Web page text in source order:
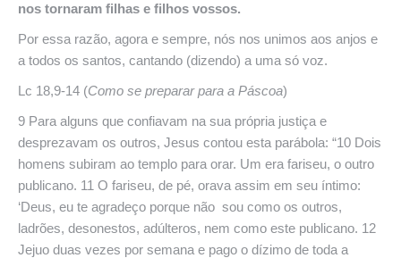
nos tornaram filhas e filhos vossos.
Por essa razão, agora e sempre, nós nos unimos aos anjos e
a todos os santos, cantando (dizendo) a uma só voz.
Lc 18,9-14 (Como se preparar para a Páscoa)
9 Para alguns que confiavam na sua própria justiça e
desprezavam os outros, Jesus contou esta parábola: “10 Dois
homens subiram ao templo para orar. Um era fariseu, o outro
publicano. 11 O fariseu, de pé, orava assim em seu íntimo:
‘Deus, eu te agradeço porque não sou como os outros,
ladrões, desonestos, adúlteros, nem como este publicano. 12
Jejuo duas vezes por semana e pago o dízimo de toda a